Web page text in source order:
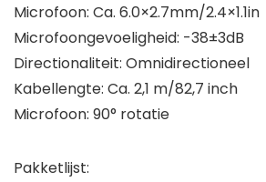
Microfoon: Ca. 6.0×2.7mm/2.4×1.1in
Microfoongevoeligheid: -38±3dB
Directionaliteit: Omnidirectioneel
Kabellengte: Ca. 2,1 m/82,7 inch
Microfoon: 90° rotatie
Pakketlijst: